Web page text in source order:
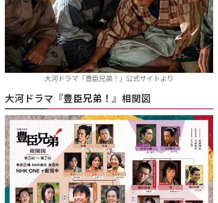
大河ドラマ「豊臣兄弟！」公式サイトより
大河ドラマ『豊臣兄弟！ 』相関図